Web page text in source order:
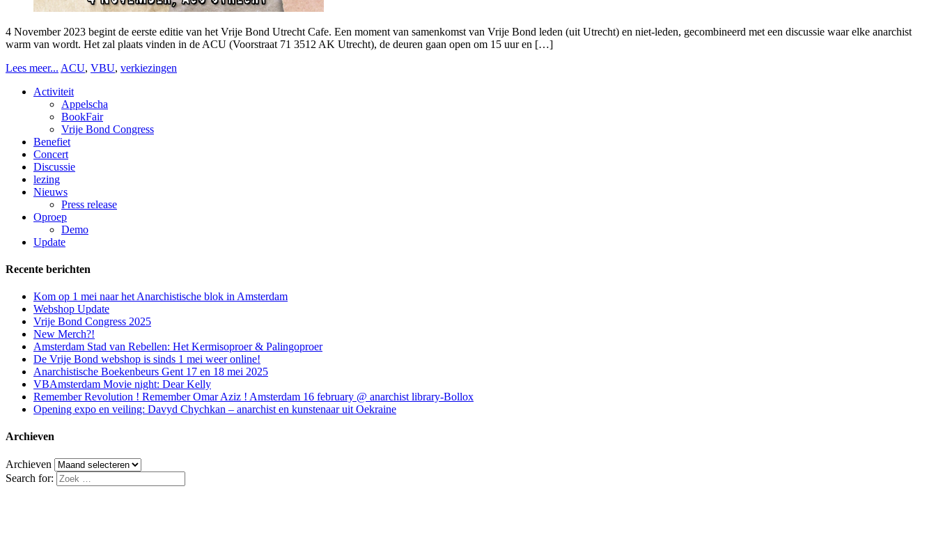
4 November 2023 begint de eerste editie van het Vrije Bond Utrecht Cafe. Een moment van samenkomst van Vrije Bond leden (uit Utrecht) en niet-leden, gecombineerd met een discussie waar elke anarchist
warm van wordt. Het zal plaats vinden in de ACU (Voorstraat 71 3512 AK Utrecht), de deuren gaan open om 15 uur en […]
Lees meer... ACU, VBU, verkiezingen
Activiteit
Appelscha
BookFair
Vrije Bond Congress
Benefiet
Concert
Discussie
lezing
Nieuws
Press release
Oproep
Demo
Update
Recente berichten
Kom op 1 mei naar het Anarchistische blok in Amsterdam
Webshop Update
Vrije Bond Congress 2025
New Merch?!
Amsterdam Stad van Rebellen: Het Kermisoproer & Palingoproer
De Vrije Bond webshop is sinds 1 mei weer online!
Anarchistische Boekenbeurs Gent 17 en 18 mei 2025
VBAmsterdam Movie night: Dear Kelly
Remember Revolution ! Remember Omar Aziz ! Amsterdam 16 february @ anarchist library-Bollox
Opening expo en veiling: Davyd Chychkan – anarchist en kunstenaar uit Oekraine
Archieven
Archieven
Search for: